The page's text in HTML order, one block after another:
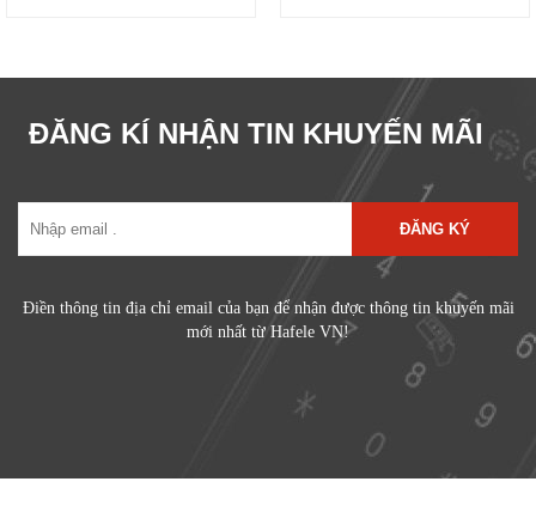
ĐĂNG KÍ NHẬN TIN KHUYẾN MÃI
ĐĂNG KÝ
Điền thông tin địa chỉ email của bạn để nhận được thông tin khuyến mãi
mới nhất từ Hafele VN!